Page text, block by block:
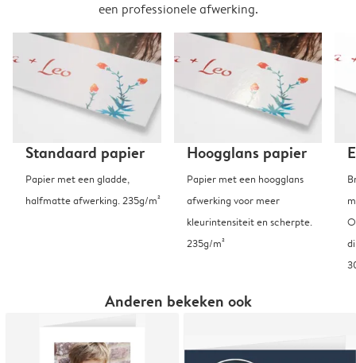
een professionele afwerking.
Standaard papier
Papier met een gladde,
halfmatte afwerking. 235g/m²
Hoogglans papier
Papier met een hoogglans
afwerking voor meer
kleurintensiteit en scherpte.
235g/m²
Anderen bekeken ook